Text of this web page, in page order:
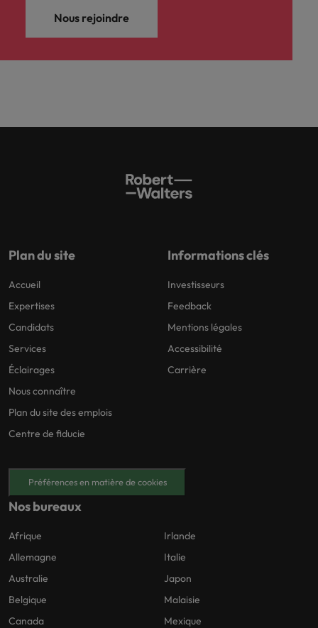
Nous rejoindre
Plan du site
Accueil
Expertises
Candidats
Services
Éclairages
Nous connaître
Plan du site des emplois
Centre de fiducie
Informations clés
Investisseurs
Feedback
Mentions légales
Accessibilité
Carrière
Préférences en matière de cookies
Nos bureaux
Afrique
Allemagne
Australie
Belgique
Canada
Irlande
Italie
Japon
Malaisie
Mexique